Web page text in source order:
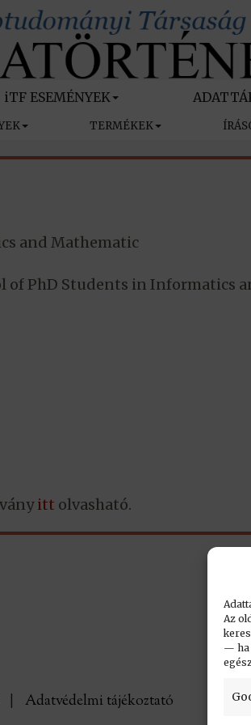
Az
— ha
iTF ESEMÉNYEK
TERMÉKEK
and Mathematic
of PhD Students in Informatics
itt olvasható.
Adatvédelmi tájékoztató